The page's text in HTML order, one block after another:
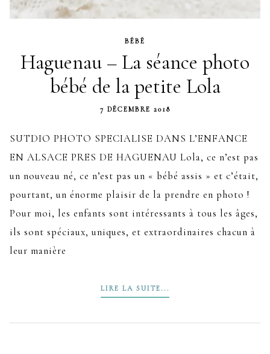
BÉBÉ
Haguenau – La séance photo
bébé de la petite Lola
7 DÉCEMBRE 2018
SUTDIO PHOTO SPECIALISE DANS L’ENFANCE
EN ALSACE PRES DE HAGUENAU Lola, ce n’est pas
un nouveau né, ce n’est pas un « bébé assis » et c’était,
pourtant, un énorme plaisir de la prendre en photo !
Pour moi, les enfants sont intéressants à tous les âges,
ils sont spéciaux, uniques, et extraordinaires chacun à
leur manière
LIRE LA SUITE...